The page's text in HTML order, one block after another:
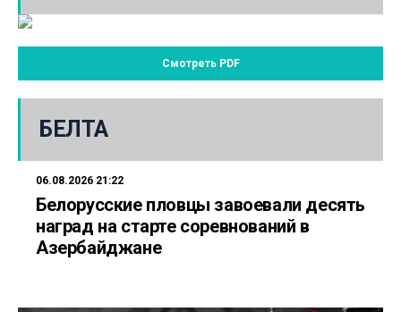
Смотреть PDF
БЕЛТА
06.08.2026 21:22
Белорусские пловцы завоевали десять
наград на старте соревнований в
Азербайджане